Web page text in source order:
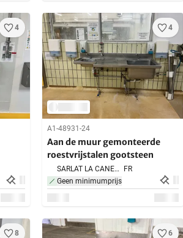
4 4
A1-48931-24
Aan de muur gemonteerde
roestvrijstalen gootsteen
SARLAT LA CANEDA,
FR
Geen minimumprijs
8 6